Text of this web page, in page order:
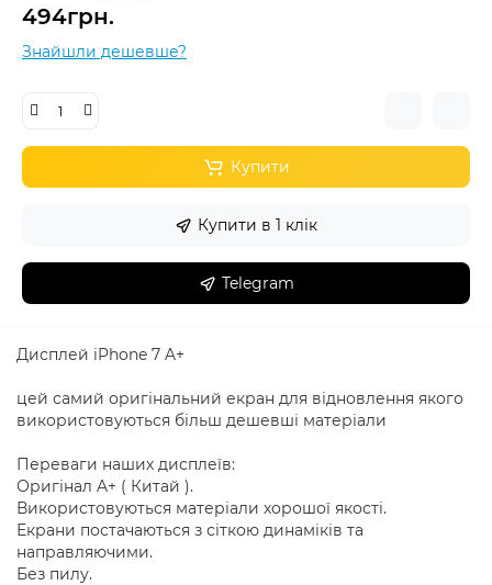
494грн.
Знайшли дешевше?
Купити
Купити в 1 клік
Telegram
Дисплей iPhone 7 A+
цей самий оригінальний екран для відновлення якого
використовуються більш дешевші матеріали
Переваги наших дисплеїв:
Оригінал A+ ( Китай ).
Використовуються матеріали хорошої якості.
Екрани постачаються з сіткою динаміків та
направляючими.
Без пилу.